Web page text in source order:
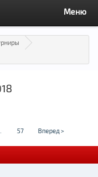
Меню
57 Вперед >